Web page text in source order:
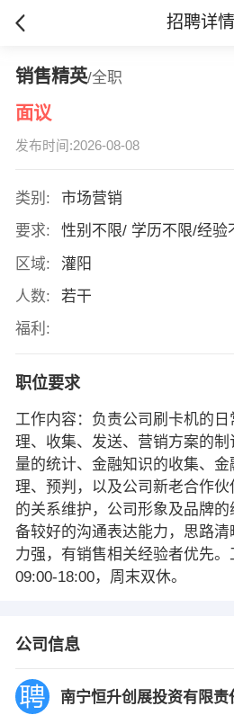
招聘详情
销售精英/全职
面议
发布时间:2026-08-08
类别:
市场营销
要求:
性别不限/ 学历不限/经验
区域:
灌阳
人数:
若干
福利:
职位要求
工作内容：负责公司刷卡机的
理、收集、发送、营销方案的
量的统计、金融知识的收集、
理、预判，以及公司新老合作
的关系维护，公司形象及品牌
备较好的沟通表达能力，思路
力强，有销售相关经验者优先
09:00-18:00，周末双休。
公司信息
南宁恒升创展投资有限责